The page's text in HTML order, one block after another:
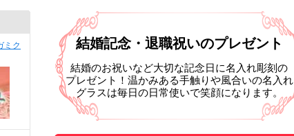
ミク
結婚記念・退職祝いのプレゼント
結婚のお祝いなど大切な記念日に名入れ彫刻の
プレゼント！温かみある手触りや風合いの名入れ
グラスは毎日の日常使いで笑顔になります。